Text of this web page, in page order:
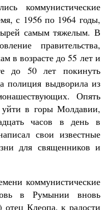
коммунистические
с 1956 по 1964 годы,
самым тяжелым. В
правительства,
в возрасте до 55 лет и
до 50 лет покинуть
полиция выдворила из
Опять
в горы Молдавии,
часов в день в
свои известные
для священников и
коммунистические
в Румынии вновь
отец Клеопа, к радости